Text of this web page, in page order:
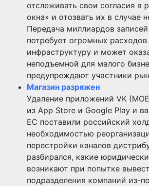
отслеживать свои согласия в
окна» и отозвать их в случае
Передача миллиардов записей
потребует огромных расходов
инфраструктуру и может
неподъемной для малого
предупреждают участники
Магазин разряжен
Удаление приложений VK
из App Store и Google Play и
ЕС поставили российский
необходимостью
перестройки каналов
разбирался, какие
возникают при попытке
подразделения компаний из-